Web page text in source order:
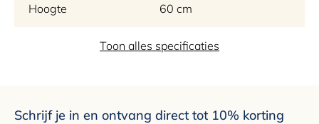
Hoogte 60 cm
2 jaar
Toon alles specificaties
Schrijf je in en ontvang direct tot 10% korting